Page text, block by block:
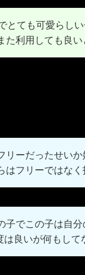
とても可愛らし
利用しても良い
リーだったせい
フリーではなく
子でこの子は自
良いが何もして